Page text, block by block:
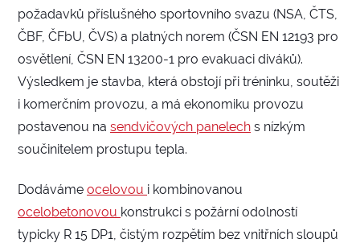
požadavků příslušného sportovního svazu (NSA, ČTS,
ČBF, ČFbU, ČVS) a platných norem (ČSN EN 12193 pro
osvětlení, ČSN EN 13200-1 pro evakuaci diváků).
Výsledkem je stavba, která obstojí při tréninku, soutěži
i komerčním provozu, a má ekonomiku provozu
postavenou na sendvičových panelech s nízkým
součinitelem prostupu tepla.
Dodáváme ocelovou i kombinovanou
ocelobetonovou konstrukci s požární odolností
typicky R 15 DP1, čistým rozpětím bez vnitřních sloupů